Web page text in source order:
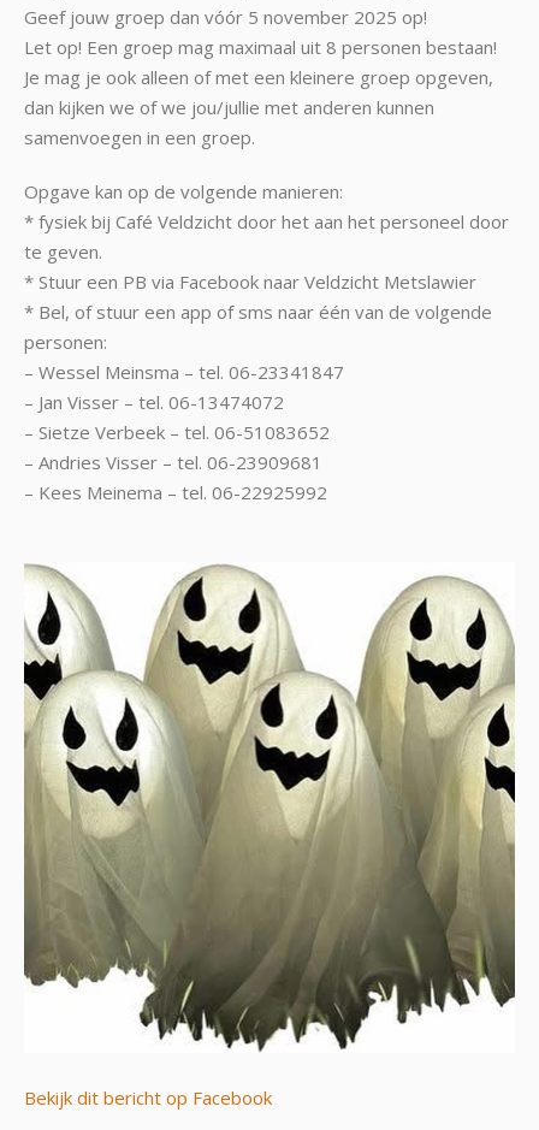
Geef jouw groep dan vóór 5 november 2025 op!
Let op! Een groep mag maximaal uit 8 personen bestaan!
Je mag je ook alleen of met een kleinere groep opgeven,
dan kijken we of we jou/jullie met anderen kunnen
samenvoegen in een groep.
Opgave kan op de volgende manieren:
* fysiek bij Café Veldzicht door het aan het personeel door
te geven.
* Stuur een PB via Facebook naar Veldzicht Metslawier
* Bel, of stuur een app of sms naar één van de volgende
personen:
– Wessel Meinsma – tel. 06-23341847
– Jan Visser – tel. 06-13474072
– Sietze Verbeek – tel. 06-51083652
– Andries Visser – tel. 06-23909681
– Kees Meinema – tel. 06-22925992
Bekijk dit bericht op Facebook